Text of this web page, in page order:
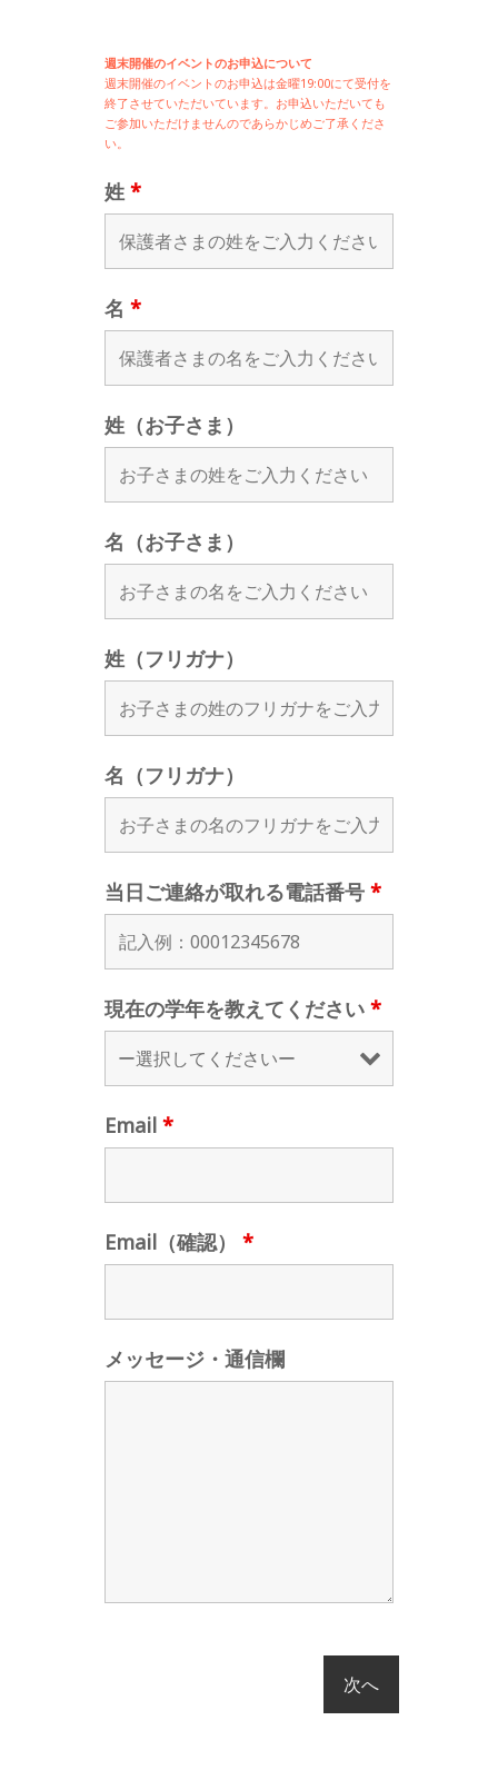
週末開催のイベントのお申込について
週末開催のイベントのお申込は金曜19:00にて受付を
終了させていただいています。お申込いただいても
ご参加いただけませんのであらかじめご了承くださ
い。
姓 *
名 *
姓（お子さま）
名（お子さま）
姓（フリガナ）
名（フリガナ）
当日ご連絡が取れる電話番号 *
現在の学年を教えてください *
Email *
Email（確認） *
メッセージ・通信欄